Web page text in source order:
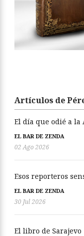
Artículos de
El día que odié a la
EL BAR DE ZENDA
02 Ago 2026
Esos reporteros
EL BAR DE ZENDA
30 Jul 2026
El libro de Sarajevo